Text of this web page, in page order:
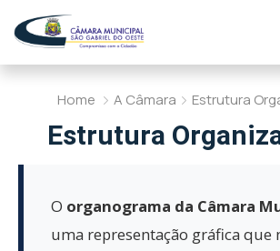
Home A Câmara Estrutura
Estrutura
O organograma da Câmara
uma representação gráfica que